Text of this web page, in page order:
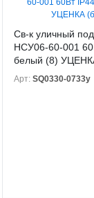
Св-к уличный
НСУ06-60-001
белый (8)
Арт: SQ0330-0733у